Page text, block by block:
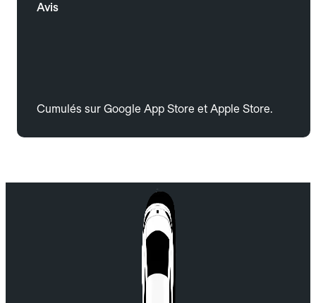
Avis
Cumulés sur Google App Store et Apple Store.